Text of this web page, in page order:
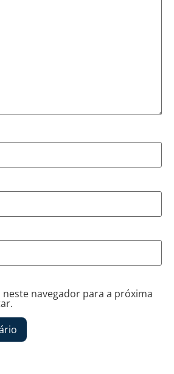
navegador para a próxima